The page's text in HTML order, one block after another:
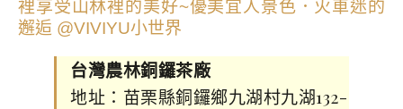
台灣農林銅鑼茶廠
地址：苗栗縣銅鑼鄉九湖村九湖132-